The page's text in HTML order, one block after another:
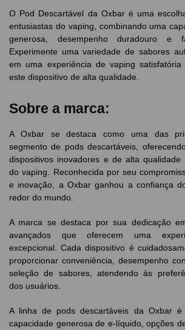
O Pod Descartável da Oxbar é uma
entusiastas do vaping, combinando uma
generosa, desempenho duradouro e
Experimente uma variedade de sabores
em uma experiência de vaping
este dispositivo de alta qualidade.
Sobre a marca:
A Oxbar se destaca como uma das
segmento de pods descartáveis,
dispositivos inovadores e de alta
do vaping. Reconhecida por seu
e inovação, a Oxbar ganhou a confiança
redor do mundo.
A marca se destaca por sua dedicação
avançados que oferecem uma
excepcional. Cada dispositivo é
proporcionar conveniência, desempenho
seleção de sabores, atendendo às
dos usuários.
A linha de pods descartáveis da Oxbar é
capacidade generosa de e-líquido, opções